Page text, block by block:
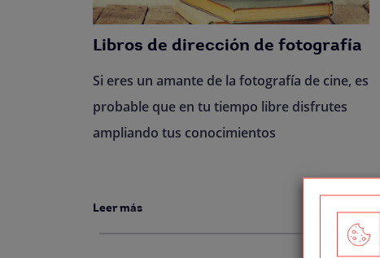
Libros de dirección de fotografía
Si eres un amante de la fotografía de cine, es
probable que en tu tiempo libre disfrutes
ampliando tus conocimientos
Leer más